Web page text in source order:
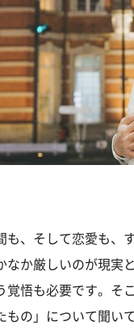
も、そして恋愛も、
なか厳しいのが現実
覚悟も必要です。そ
もの」について聞い